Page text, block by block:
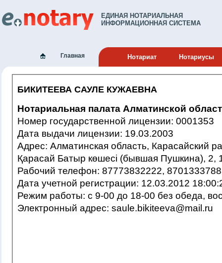
ЕДИНАЯ НОТАРИАЛЬНАЯ
ИНФОРМАЦИОННАЯ СИСТЕМА
Главная Нотариат Нотариусы
БИКИТЕЕВА САУЛЕ КУЖАЕВНА
Нотариальная палата Алматинской
Номер государственной лицензии: 0001353
Дата выдачи лицензии: 19.03.2003
Адрес: Алматинская область, Карасайский район, г.Каскелен,
Қарасай Батыр көшесі (бывшая Пушкина), 2,
Рабочий телефон: 87773832222,
Дата учетной регистрации: 12.03.2012
Режим работы: c 9-00 до 18-00 без
Электронный адрес: saule.bikiteeva@mail.ru